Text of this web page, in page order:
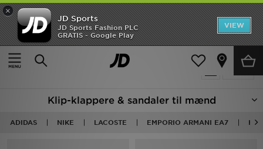
×
JD Sports
JD Sports Fashion PLC
GRATIS - Google Play
VIEW
Hjem
Herrer Herresko Klip-Klappere & Sandaler
62 Produkter fundet
Klip-klappere & sandaler til mænd
ADIDAS NIKE LACOSTE EMPORIO ARMANI EA7
Hjem
Udsalg
Damer